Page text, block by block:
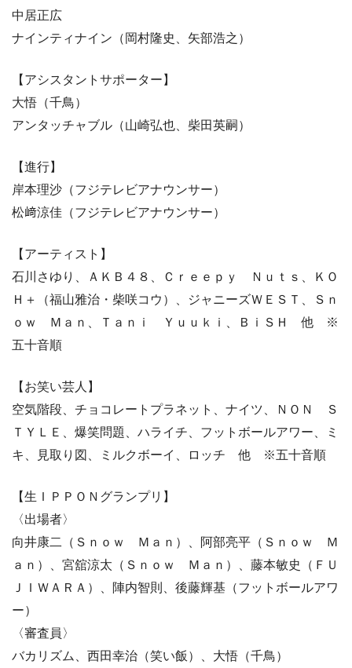
中居正広
ナインティナイン（岡村隆史、矢部浩之）
【アシスタントサポーター】
大悟（千鳥）
アンタッチャブル（山崎弘也、柴田英嗣）
【進行】
岸本理沙（フジテレビアナウンサー）
松﨑涼佳（フジテレビアナウンサー）
【アーティスト】
石川さゆり、ＡＫＢ４８、Ｃｒｅｅｐｙ Ｎｕｔｓ、ＫＯ
Ｈ＋（福山雅治・柴咲コウ）、ジャニーズＷＥＳＴ、Ｓｎ
ｏｗ Ｍａｎ、Ｔａｎｉ Ｙｕｕｋｉ、ＢｉＳＨ 他 ※
五十音順
【お笑い芸人】
空気階段、チョコレートプラネット、ナイツ、ＮＯＮ Ｓ
ＴＹＬＥ、爆笑問題、ハライチ、フットボールアワー、ミ
キ、見取り図、ミルクボーイ、ロッチ 他 ※五十音順
【生ＩＰＰＯＮグランプリ】
〈出場者〉
向井康二（Ｓｎｏｗ Ｍａｎ）、阿部亮平（Ｓｎｏｗ Ｍ
ａｎ）、宮舘涼太（Ｓｎｏｗ Ｍａｎ）、藤本敏史（ＦＵ
ＪＩＷＡＲＡ）、陣内智則、後藤輝基（フットボールアワ
ー）
〈審査員〉
バカリズム、西田幸治（笑い飯）、大悟（千鳥）